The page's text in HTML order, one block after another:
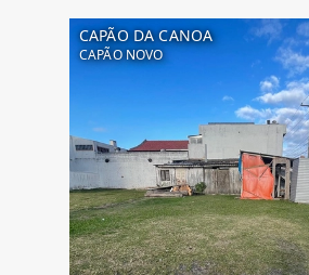
CAPÃO DA CANOA
CAPÃO NOVO